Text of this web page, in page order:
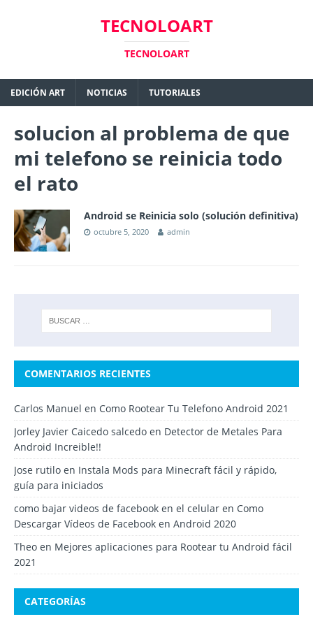
TECNOLOART
TECNOLOART
EDICIÓN ART NOTICIAS TUTORIALES
solucion al problema de que
mi telefono se reinicia todo
el rato
Android se Reinicia solo (solución definitiva)
octubre 5, 2020 admin
COMENTARIOS RECIENTES
Carlos Manuel en Como Rootear Tu Telefono Android 2021
Jorley Javier Caicedo salcedo en Detector de Metales Para
Android Increible!!
Jose rutilo en Instala Mods para Minecraft fácil y rápido,
guía para iniciados
como bajar videos de facebook en el celular en Como
Descargar Vídeos de Facebook en Android 2020
Theo en Mejores aplicaciones para Rootear tu Android fácil
2021
CATEGORÍAS